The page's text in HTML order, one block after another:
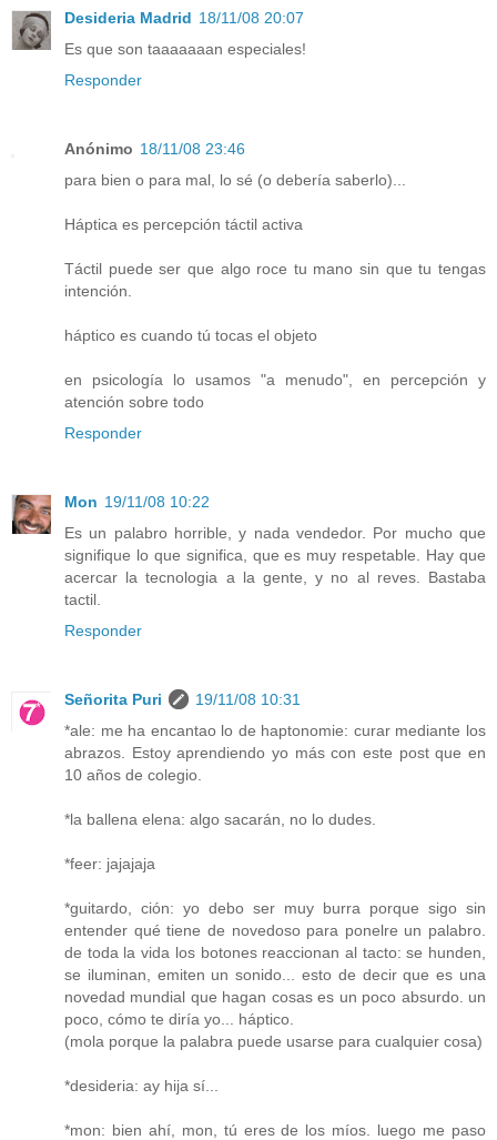
Desideria Madrid 18/11/08 20:07
Es que son taaaaaaan especiales!
Responder
Anónimo 18/11/08 23:46
para bien o para mal, lo sé (o debería saberlo)...
Háptica es percepción táctil activa
Táctil puede ser que algo roce tu mano sin que tu tengas
intención.
háptico es cuando tú tocas el objeto
en psicología lo usamos "a menudo", en percepción y
atención sobre todo
Responder
Mon 19/11/08 10:22
Es un palabro horrible, y nada vendedor. Por mucho que
signifique lo que significa, que es muy respetable. Hay que
acercar la tecnologia a la gente, y no al reves. Bastaba
tactil.
Responder
Señorita Puri
19/11/08 10:31
*ale: me ha encantao lo de haptonomie: curar mediante los
abrazos. Estoy aprendiendo yo más con este post que en
10 años de colegio.
*la ballena elena: algo sacarán, no lo dudes.
*feer: jajajaja
*guitardo, ción: yo debo ser muy burra porque sigo sin
entender qué tiene de novedoso para ponelre un palabro.
de toda la vida los botones reaccionan al tacto: se hunden,
se iluminan, emiten un sonido... esto de decir que es una
novedad mundial que hagan cosas es un poco absurdo. un
poco, cómo te diría yo... háptico.
(mola porque la palabra puede usarse para cualquier cosa)
*desideria: ay hija sí...
*mon: bien ahí, mon, tú eres de los míos. luego me paso